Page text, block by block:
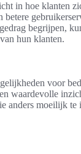
in hoe klanten
begrijpen,
hun klanten.
voor
waardevolle
anders moeilijk